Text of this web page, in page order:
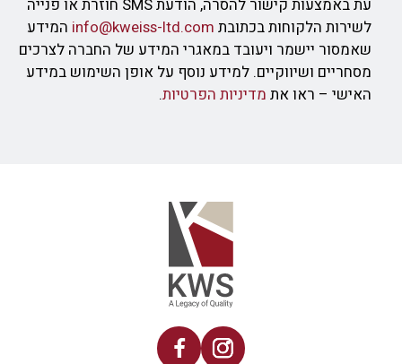
עת באמצעות קישור להסרה, הודעת SMS חוזרת או פנייה
לשירות הלקוחות בכתובת info@kweiss-ltd.com המידע
שאמסור יישמר ויעובד במאגרי המידע של החברה לצרכים
מסחריים ושיווקיים. למידע נוסף על אופן השימוש במידע
האישי – ראו את מדיניות הפרטיות.